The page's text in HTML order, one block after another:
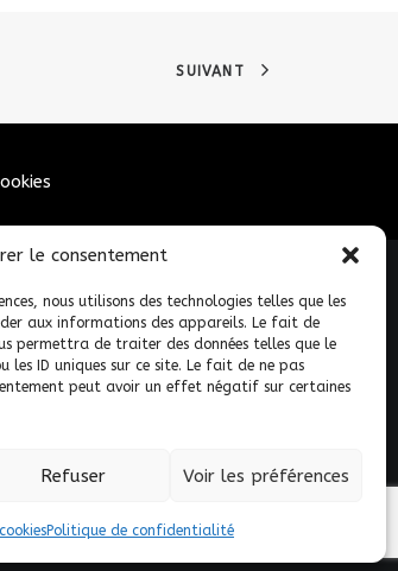
le consentement
nous utilisons des technologies telles que les
aux informations des appareils. Le fait de
permettra de traiter des données telles que le
ID uniques sur ce site. Le fait de ne pas
peut avoir un effet négatif sur certaines
Refuser Voir les préférences
Politique de confidentialité
SUIVANT